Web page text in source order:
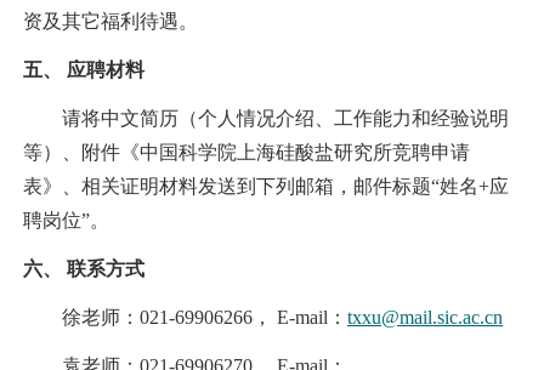
资及其它福利待遇。
五、 应聘材料
请将中文简历（个人情况介绍、工作能力和经验说明
等）、附件《中国科学院上海硅酸盐研究所竞聘申请
表》、相关证明材料发送到下列邮箱，邮件标题“姓名+应
聘岗位”。
六、 联系方式
徐老师：021-69906266， E-mail： txxu@mail.sic.ac.cn